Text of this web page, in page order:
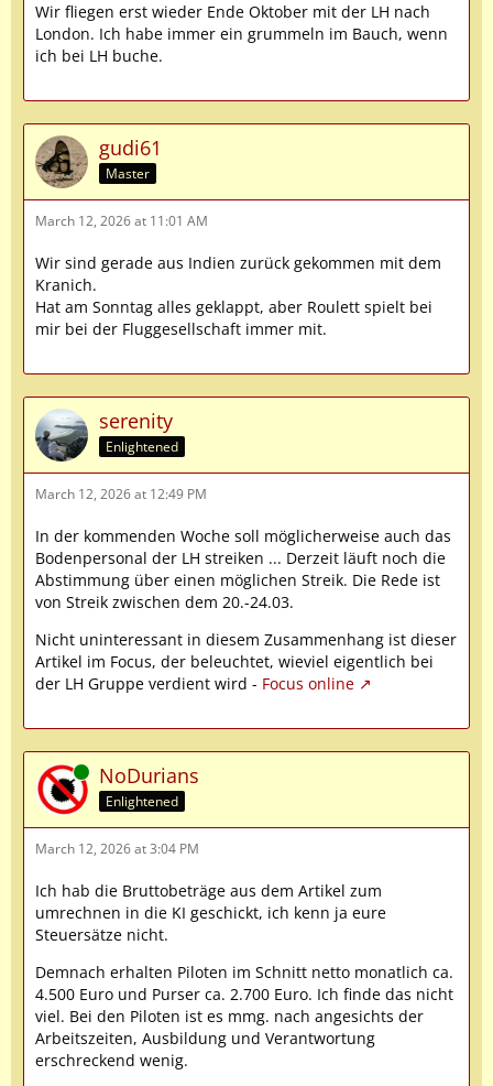
Wir fliegen erst wieder Ende Oktober mit der LH nach
London. Ich habe immer ein grummeln im Bauch, wenn
ich bei LH buche.
gudi61
Master
March 12, 2026 at 11:01 AM
Wir sind gerade aus Indien zurück gekommen mit dem
Kranich.
Hat am Sonntag alles geklappt, aber Roulett spielt bei
mir bei der Fluggesellschaft immer mit.
serenity
Enlightened
March 12, 2026 at 12:49 PM
In der kommenden Woche soll möglicherweise auch das
Bodenpersonal der LH streiken ... Derzeit läuft noch die
Abstimmung über einen möglichen Streik. Die Rede ist
von Streik zwischen dem 20.-24.03.
Nicht uninteressant in diesem Zusammenhang ist dieser
Artikel im Focus, der beleuchtet, wieviel eigentlich bei
der LH Gruppe verdient wird - Focus online
Online NoDurians
Enlightened
March 12, 2026 at 3:04 PM
Ich hab die Bruttobeträge aus dem Artikel zum
umrechnen in die KI geschickt, ich kenn ja eure
Steuersätze nicht.
Demnach erhalten Piloten im Schnitt netto monatlich ca.
4.500 Euro und Purser ca. 2.700 Euro. Ich finde das nicht
viel. Bei den Piloten ist es mmg. nach angesichts der
Arbeitszeiten, Ausbildung und Verantwortung
erschreckend wenig.